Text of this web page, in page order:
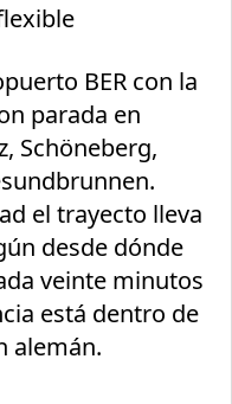
BER con la
parada en
Schöneberg,
el trayecto lleva
desde dónde
veinte minutos
está dentro de
alemán.